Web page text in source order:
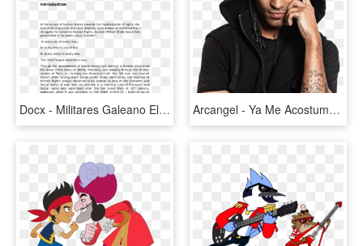
Docx - Militares Galeano El Libro De Los Abrazos, HD Png Download Arcangel - Ya Me Acostumbre A No Importarme El Precio De Lo Que, HD Png Download